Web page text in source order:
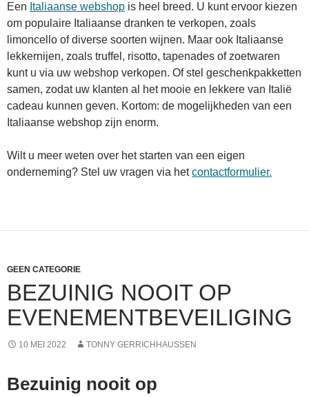
Een Italiaanse webshop is heel breed. U kunt ervoor kiezen
om populaire Italiaanse dranken te verkopen, zoals
limoncello of diverse soorten wijnen. Maar ook Italiaanse
lekkernijen, zoals truffel, risotto, tapenades of zoetwaren
kunt u via uw webshop verkopen. Of stel geschenkpakketten
samen, zodat uw klanten al het mooie en lekkere van Italië
cadeau kunnen geven. Kortom: de mogelijkheden van een
Italiaanse webshop zijn enorm.
Wilt u meer weten over het starten van een eigen
onderneming? Stel uw vragen via hetcontactformulier.
GEEN CATEGORIE
BEZUINIG NOOIT OP
EVENEMENTBEVEILIGING
10 MEI 2022 TONNY GERRICHHAUSSEN
Bezuinig nooit op